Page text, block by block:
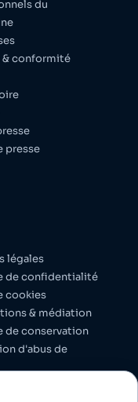
du
& conformité
presse
légales
de confidentialité
cookies
& médiation
de conservation
d'abus de